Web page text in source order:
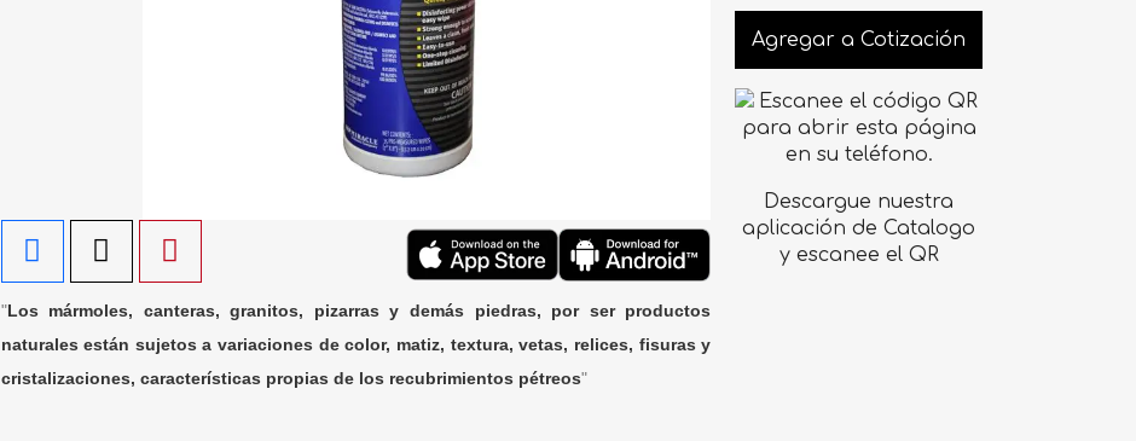
"Los mármoles, canteras, granitos, pizarras y demás piedras, por ser productos
naturales están sujetos a variaciones de color, matiz, textura, vetas, relices, fisuras y
cristalizaciones, características propias de los recubrimientos pétreos"
Agregar a Cotización
Descargue nuestra
aplicación de Catalogo
y escanee el QR